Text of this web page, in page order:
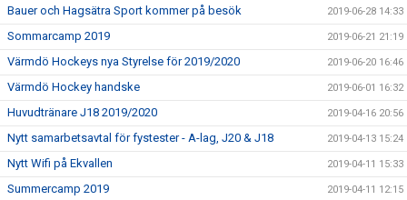
Bauer och Hagsätra Sport kommer på besök 2019-06-28 14:33
Sommarcamp 2019 2019-06-21 21:19
Värmdö Hockeys nya Styrelse för 2019/2020 2019-06-20 16:46
Värmdö Hockey handske 2019-06-01 16:32
Huvudtränare J18 2019/2020 2019-04-16 20:56
Nytt samarbetsavtal för fystester - A-lag, J20 & J18 2019-04-13 15:24
Nytt Wifi på Ekvallen 2019-04-11 15:33
Summercamp 2019 2019-04-11 12:15